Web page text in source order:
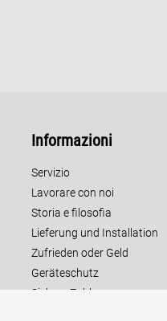
Informazioni
Servizio
Lavorare con noi
Storia e filosofia
Lieferung und Installation
Zufrieden oder Geld
Geräteschutz
Sichere Zahlung